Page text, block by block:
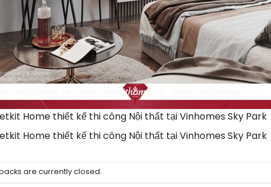
Home thiết kế thi công Nội thất tại Vinhomes Sky Park
Home thiết kế thi công Nội thất tại Vinhomes Sky Park
are currently closed.